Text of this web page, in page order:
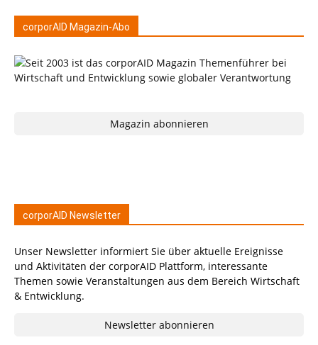
corporAID Magazin-Abo
Magazin abonnieren
corporAID Newsletter
Unser Newsletter informiert Sie über aktuelle Ereignisse
und Aktivitäten der corporAID Plattform, interessante
Themen sowie Veranstaltungen aus dem Bereich Wirtschaft
& Entwicklung.
Newsletter abonnieren